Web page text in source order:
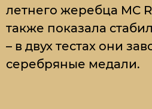
летнего жеребца MC
также показала
– в двух тестах они
серебряные медали.